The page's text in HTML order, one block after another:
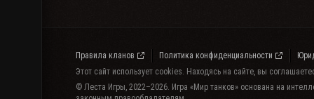
Правила кланов Политика конфиденциальности
Этот сайт использует cookies. Находясь на сайте, вы
© Леста Игры, 2022–2026. Игра «Мир танков» основана на